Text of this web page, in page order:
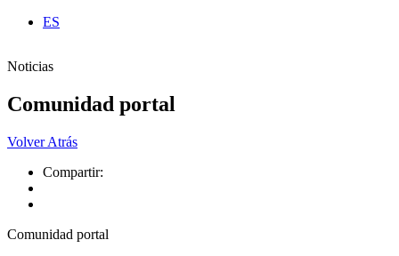
ES
Noticias
Comunidad portal
Volver Atrás
Compartir:
Comunidad portal